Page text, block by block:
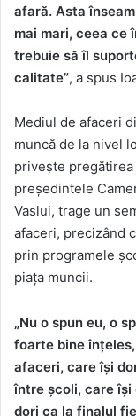
afară. Asta
mai mari, ceea ce
trebuie să îl
calitate”, a spus
Mediul de afaceri
muncă de la nivel
privește
președintele
Vaslui, trage un
afaceri, precizând
prin programele
piața muncii.
„Nu o spun eu, o
foarte bine
afaceri, care își
între școli, care își
dori ca la finalul